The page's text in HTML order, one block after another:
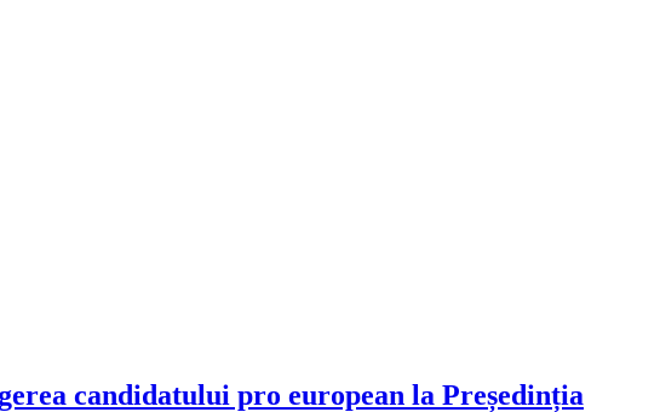
candidatului pro european la Președinția